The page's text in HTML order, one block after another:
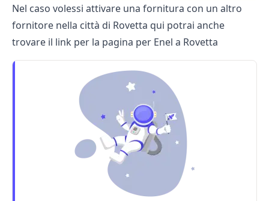
Nel caso volessi attivare una fornitura con un altro
fornitore nella città di Rovetta qui potrai anche
trovare il link per la pagina per Enel a Rovetta